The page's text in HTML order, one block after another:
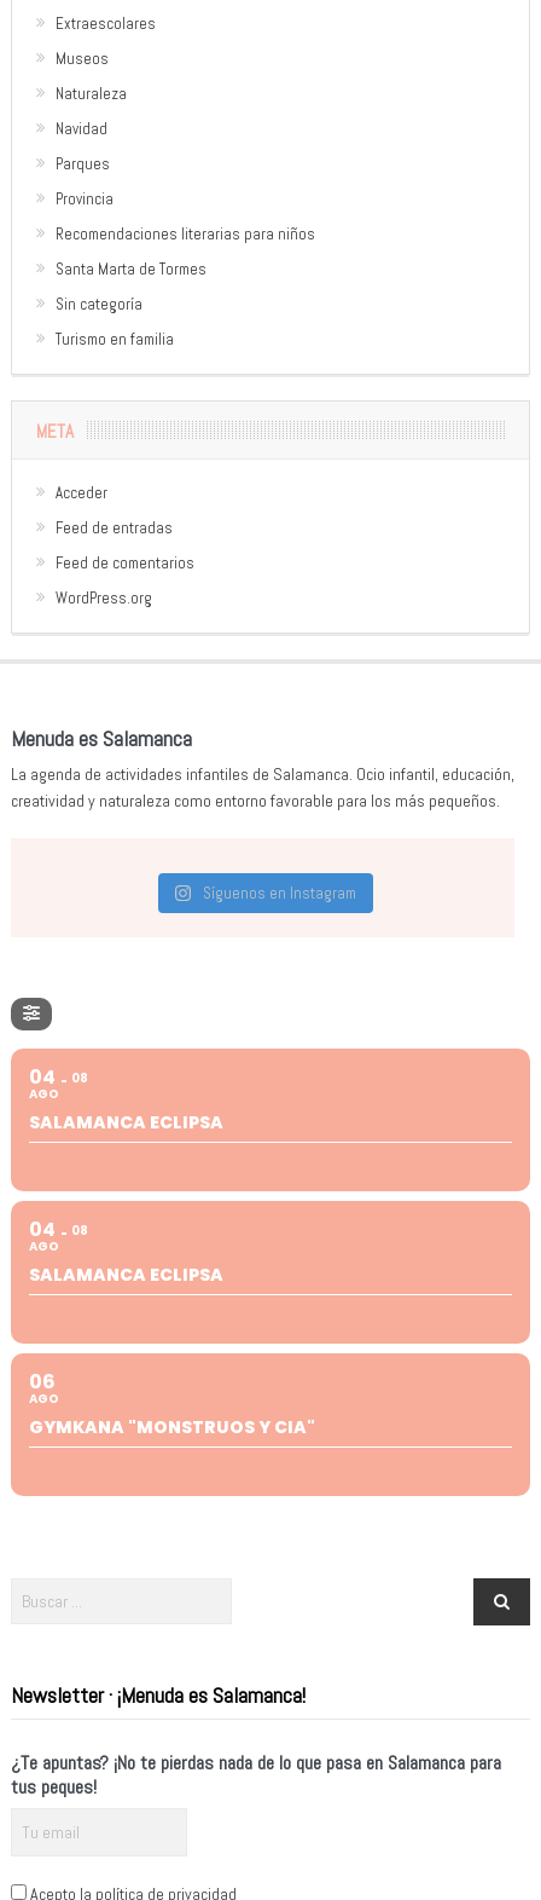
Extraescolares
Museos
Naturaleza
Navidad
Parques
Provincia
Recomendaciones literarias para niños
Santa Marta de Tormes
Sin categoría
Turismo en familia
META
Acceder
Feed de entradas
Feed de comentarios
WordPress.org
Menuda es Salamanca
La agenda de actividades infantiles de Salamanca. Ocio infantil, educación,
creatividad y naturaleza como entorno favorable para los más pequeños.
Síguenos en Instagram
04
AGO
08
SALAMANCA ECLIPSA
04
AGO
08
SALAMANCA ECLIPSA
06
AGO
GYMKANA "MONSTRUOS Y CIA"
Newsletter · ¡Menuda es Salamanca!
¿Te apuntas? ¡No te pierdas nada de lo que pasa en Salamanca para
tus peques!
Acepto la política de privacidad